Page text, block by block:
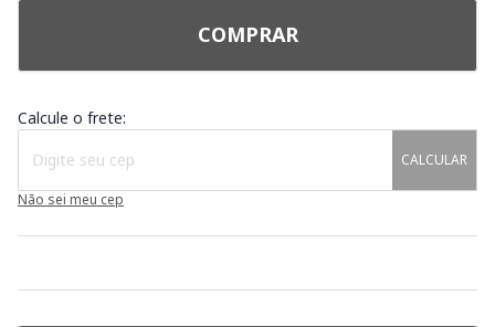
COMPRAR
Calcule o frete:
CALCULAR
Não sei meu cep